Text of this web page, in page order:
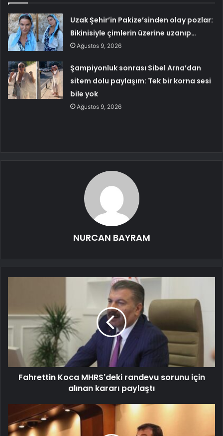
Uzak Şehir’in Pakize’sinden olay pozlar:
Bikinisiyle çimlerin üzerine uzanıp…
Ağustos 9, 2026
Şampiyonluk sonrası Sibel Arna’dan
sitem dolu paylaşım: Tek bir korna sesi
bile yok
Ağustos 9, 2026
NURCAN BAYRAM
Fahrettin Koca MHRS'deki randevu sorunu için
alınan kararı paylaştı